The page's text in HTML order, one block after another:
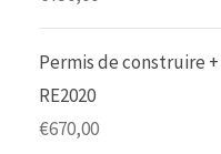
Permis de construire
RE2020
€670,00